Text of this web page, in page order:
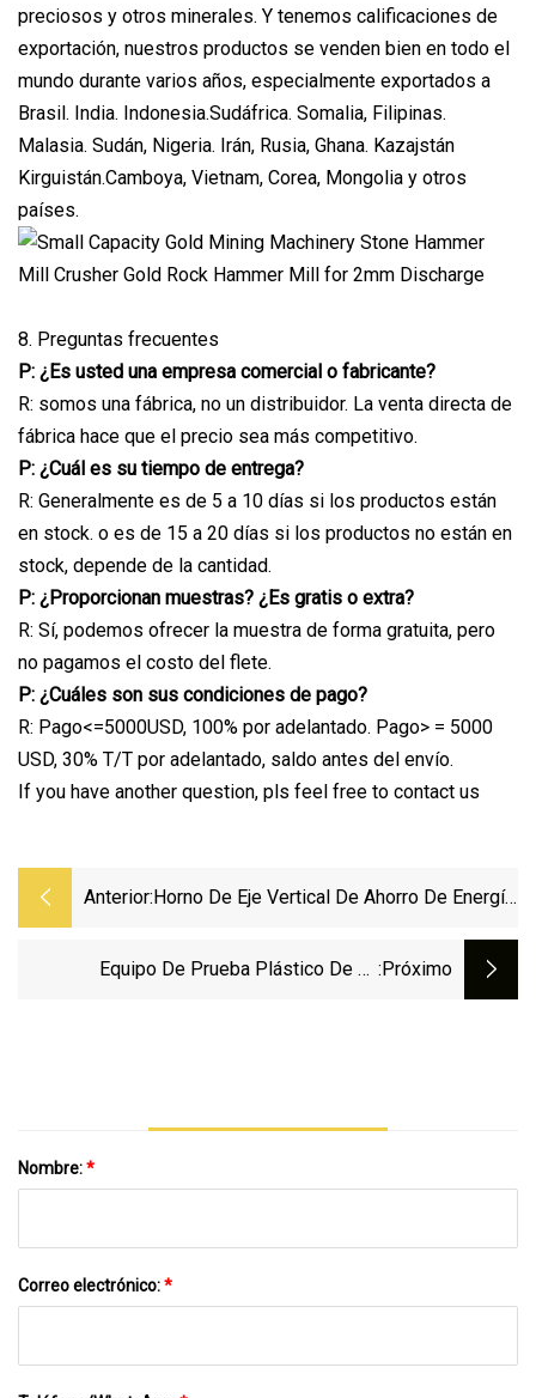
preciosos y otros minerales. Y tenemos calificaciones de
exportación, nuestros productos se venden bien en todo el
mundo durante varios años, especialmente exportados a
Brasil. India. Indonesia.Sudáfrica. Somalia, Filipinas.
Malasia. Sudán, Nigeria. Irán, Rusia, Ghana. Kazajstán
Kirguistán.Camboya, Vietnam, Corea, Mongolia y otros
países.
8. Preguntas frecuentes
P: ¿Es usted una empresa comercial o fabricante?
R: somos una fábrica, no un distribuidor. La venta directa de
fábrica hace que el precio sea más competitivo.
P: ¿Cuál es su tiempo de entrega?
R: Generalmente es de 5 a 10 días si los productos están
en stock. o es de 15 a 20 días si los productos no están en
stock, depende de la cantidad.
P: ¿Proporcionan muestras? ¿Es gratis o extra?
R: Sí, podemos ofrecer la muestra de forma gratuita, pero
no pagamos el costo del flete.
P: ¿Cuáles son sus condiciones de pago?
R: Pago<=5000USD, 100% por adelantado. Pago> = 5000
USD, 30% T/T por adelantado, saldo antes del envío.
If you have another question, pls feel free to contact us
Anterior: Horno De Eje Vertical De Ahorro De Energía
Equipo De Prueba Plástico De La :próximo
Nombre:*
Correo electrónico:*